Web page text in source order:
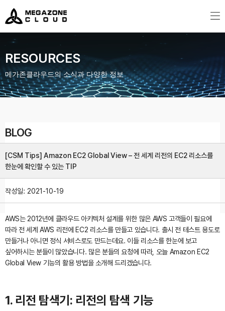
MegazoneCloud
디지털 전문 기업, 메가존클라우드
RESOURCES
메가존클라우드의 소식과 다양한 정보
BLOG
[CSM Tips] Amazon EC2 Global View – 전 세계 리전의 EC2 리소스를
한눈에 확인할 수 있는 TIP
작성일: 2021-10-19
AWS는 2012년에 클라우드 아키텍처 설계를 위한 많은 AWS 고객들이 필요에
따라 전 세계 AWS 리전에 EC2 리소스를 만들고 있습니다. 출시 전 테스트 용도로
만들거나 아니면 정식 서비스로도 만드는데요. 이들 리소스를 한눈에 보고
싶어하시는 분들이 많았습니다. 많은 분들의 요청에 따라, 오늘 Amazon EC2
Global View 기능의 활용 방법을 소개해 드리겠습니다.
1. 리전 탐색기 : 리전의 탐색 기능